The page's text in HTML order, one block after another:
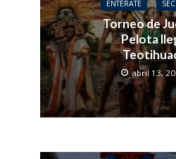
ENTÉRATE
Torneo de
Pelota
abril 13,